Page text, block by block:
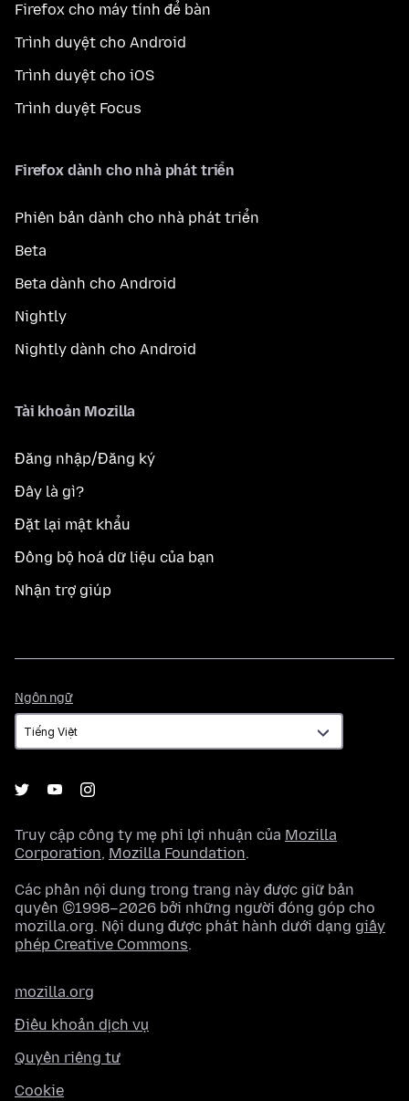
Firefox cho máy tính để bàn
Trình duyệt cho Android
Trình duyệt cho iOS
Trình duyệt Focus
Firefox dành cho nhà phát triển
Phiên bản dành cho nhà phát triển
Beta
Beta dành cho Android
Nightly
Nightly dành cho Android
Tài khoản Mozilla
Đăng nhập/Đăng ký
Đây là gì?
Đặt lại mật khẩu
Đồng bộ hoá dữ liệu của bạn
Nhận trợ giúp
Ngôn ngữ
ngữ
Truy cập công ty mẹ phi lợi nhuận của Mozilla
Corporation, Mozilla Foundation.
Các phần nội dung trong trang này được giữ bản
quyền ©1998–2026 bởi những người đóng góp cho
mozilla.org. Nội dung được phát hành dưới dạng giấy
phép Creative Commons.
mozilla.org
Điều khoản dịch vụ
Quyền riêng tư
Cookie